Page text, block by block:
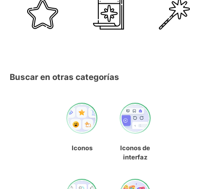
Buscar en otras categorías
Iconos
Iconos de
interfaz